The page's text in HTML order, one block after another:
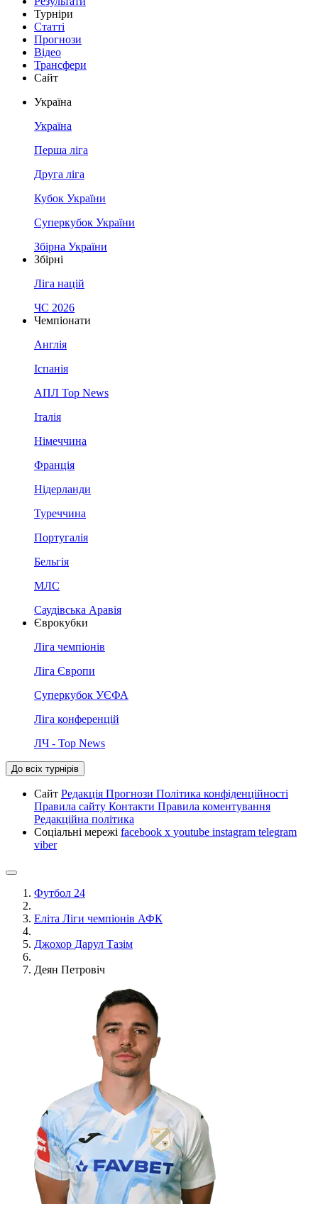
Турніри
Статті
Прогнози
Відео
Трансфери
Сайт
Україна
Україна
Перша ліга
Друга ліга
Кубок України
Суперкубок України
Збірна України
Збірні
Ліга націй
ЧС 2026
Чемпіонати
Англія
Іспанія
АПЛ Top News
Італія
Німеччина
Франція
Нідерланди
Туреччина
Португалія
Бельгія
МЛС
Саудівська Аравія
Єврокубки
Ліга чемпіонів
Ліга Європи
Суперкубок УЄФА
Ліга конференцій
ЛЧ - Top News
До всіх турнірів
Сайт Редакція Прогнози Політика конфіденційності
Правила сайту Контакти Правила коментування
Редакційна політика
Соціальні мережі facebook x youtube instagram telegram
viber
Футбол 24
Еліта Ліги чемпіонів АФК
Джохор Дарул Тазім
Деян Петровіч